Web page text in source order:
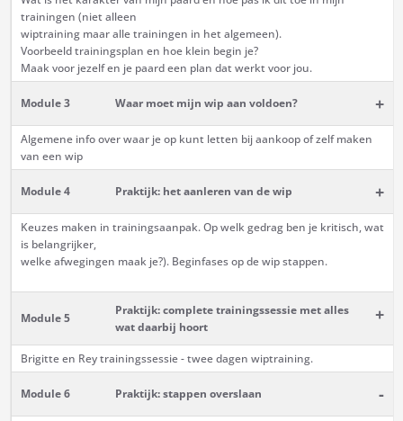
trainingen (niet alleen
wiptraining maar alle trainingen in het algemeen).
Voorbeeld trainingsplan en hoe klein begin je?
Maak voor jezelf en je paard een plan dat werkt voor jou.
Module 3 Waar moet mijn wip aan voldoen? +
Algemene info over waar je op kunt letten bij aankoop of zelf maken
van een wip
Module 4 Praktijk: het aanleren van de wip +
Keuzes maken in trainingsaanpak. Op welk gedrag ben je kritisch, wat
is belangrijker,
welke afwegingen maak je?). Beginfases op de wip stappen.
Module 5
Praktijk: complete trainingssessie met alles
wat daarbij hoort
+
Brigitte en Rey trainingssessie - twee dagen wiptraining.
Module 6 Praktijk: stappen overslaan -